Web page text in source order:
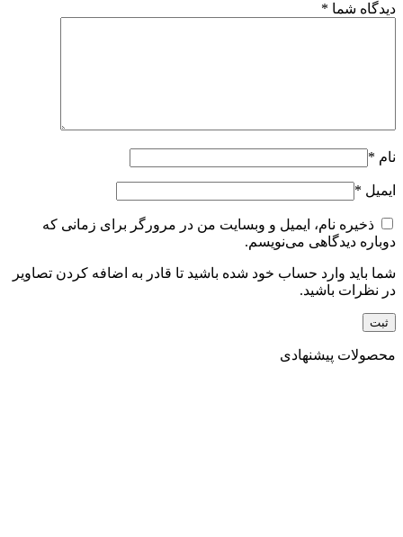
دیدگاه شما *
نام *
ایمیل *
ذخیره نام، ایمیل و وبسایت من در مرورگر برای زمانی که
دوباره دیدگاهی می‌نویسم.
شما باید وارد حساب خود شده باشید تا قادر به اضافه کردن تصاویر
در نظرات باشید.
محصولات پیشنهادی